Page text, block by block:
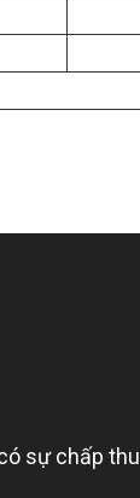
sự chấp